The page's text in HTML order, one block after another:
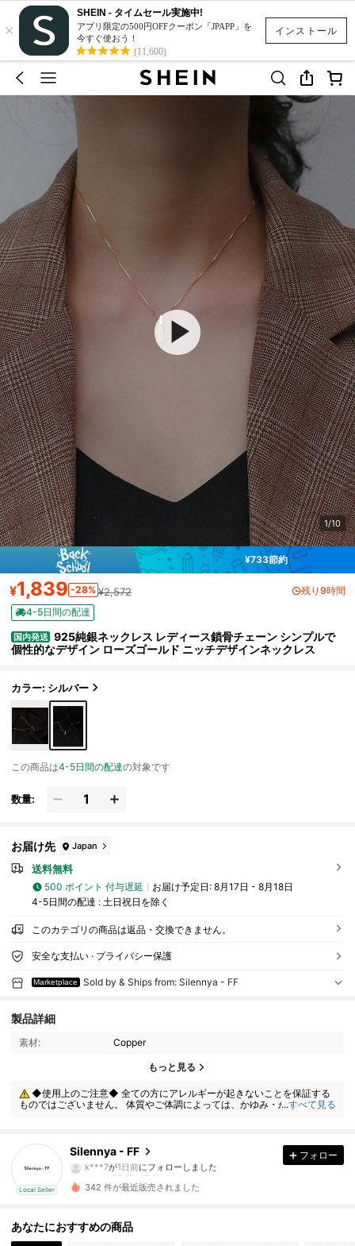
インストール
×
SHEIN - タイムセール実施中!
アプリ限定の500円OFFクーポン「JPAPP」を
今すぐ使おう！
(11,600)
1/10
¥733節約
¥1,839 -28% ¥2,572
残り9時間
4-5日間の配達
国内発送 925純銀ネックレス レディース鎖骨チェーン シンプルで
個性的なデザイン ローズゴールド ニッチデザインネックレス
カラー: シルバー
この商品は4-5日間の配達の対象です
数量:
お届け先 Japan
送料無料
500 ポイント 付与遅延 お届け予定日: 8月17日 - 8月18日
4-5日間の配達 : 土日祝日を除く
このカテゴリの商品は返品・交換できません。
安全な支払い · プライバシー保護
Marketplace Sold by & Ships from: Silennya - FF
製品詳細
素材: Copper
もっと見る
◆使用上のご注意◆ 全ての方にアレルギーが起きないことを保証する
ものではございません。 体質やご体調によっては、かゆみ・かぶれが生じ
...すべて見る
Local Seller
Silennya - FF
4.37 29 フォロワー
k***7が 1日前
にフォローしました
4.37
29 フォロワー
フォロー
342 件が最近販売されました
あなたにおすすめの商品